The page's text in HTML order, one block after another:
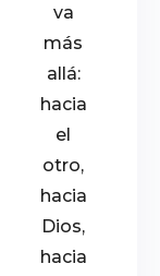
va
más
allá:
hacia
el
otro,
hacia
Dios,
hacia